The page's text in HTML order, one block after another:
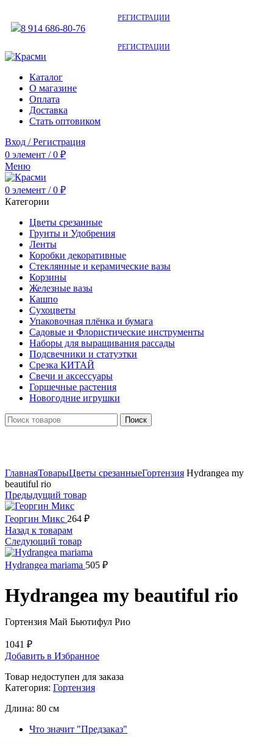
РЕГИСТРАЦИИ
8 914 686-80-76
РЕГИСТРАЦИИ
Каталог
О магазине
Оплата
Доставка
Стать оптовиком
Вход / Регистрация
0 элемент / 0 ₽
Меню
0 элемент / 0 ₽
Категории
Цветы срезанные
Грунты и Удобрения
Ленты
Коробки декоративные
Стеклянные и керамические вазы
Корзины
Железные вазы
Кашпо
Сухоцветы
Упаковочная плёнка и бумага
Садовые и Флористические инструменты
Наборы для выращивания рассады
Подсвечники и статуэтки
Срезка КИТАЙ
Свечи и аксессуары
Горшечные растения
Новогодние игрушки
Поиск
ГлавнаяТоварыЦветы срезанныеГортензия Hydrangea my
beautiful rio
Предыдущий товар
Георгин Микс 264 ₽
Назад к товарам
Следующий товар
Hydrangea mariama 505 ₽
Hydrangea my beautiful rio
Гортензия Май Бьютифул Рио
1041 ₽
Добавить в Избранное
Товар недоступен для заказа
Категория: Гортензия
Длина: 80 см
Что значит "Предзаказ"